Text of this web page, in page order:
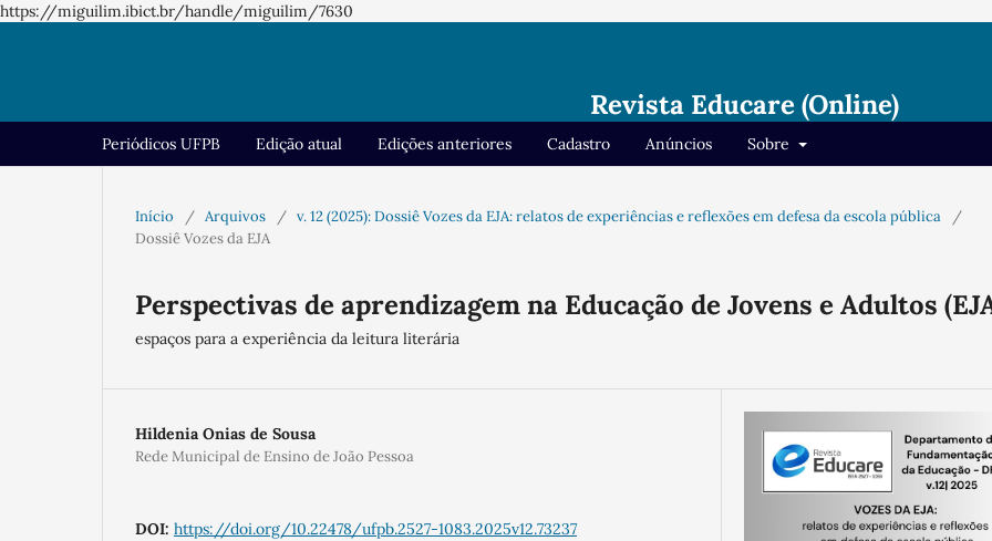
https://miguilim.ibict.br/handle/miguilim/7630
Revista Educare (Online)
Periódicos UFPB Edição atual Edições anteriores Cadastro Anúncios Sobre
Início / Arquivos / v. 12 (2025): Dossiê Vozes da EJA: relatos de experiências e reflexões em defesa da escola pública
/
Dossiê Vozes da EJA
Perspectivas de aprendizagem na Educação de Jovens e Adultos
espaços para a experiência da leitura literária
Hildenia Onias de Sousa
Rede Municipal de Ensino de João Pessoa
DOI: https://doi.org/10.22478/ufpb.2527-1083.2025v12.73237